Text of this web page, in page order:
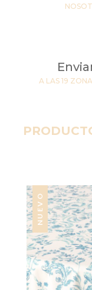
A LAS 19
NUEVO